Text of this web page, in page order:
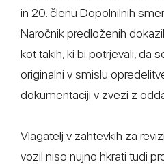
in 20. členu Dopolnilnih
Naročnik predloženih
kot takih, ki bi potrjevali, da
originalni v smislu
dokumentaciji v zvezi z
Vlagatelj v zahtevkih za
vozil niso nujno hkrati tudi